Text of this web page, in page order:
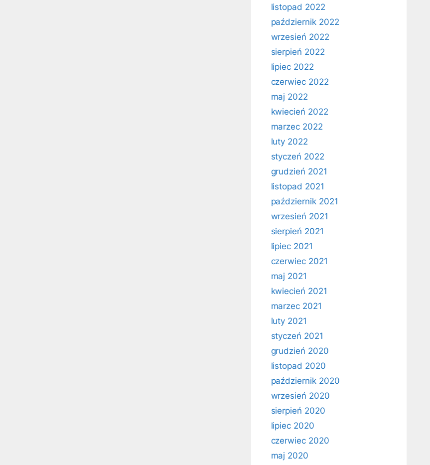
listopad 2022
październik 2022
wrzesień 2022
sierpień 2022
lipiec 2022
czerwiec 2022
maj 2022
kwiecień 2022
marzec 2022
luty 2022
styczeń 2022
grudzień 2021
listopad 2021
październik 2021
wrzesień 2021
sierpień 2021
lipiec 2021
czerwiec 2021
maj 2021
kwiecień 2021
marzec 2021
luty 2021
styczeń 2021
grudzień 2020
listopad 2020
październik 2020
wrzesień 2020
sierpień 2020
lipiec 2020
czerwiec 2020
maj 2020